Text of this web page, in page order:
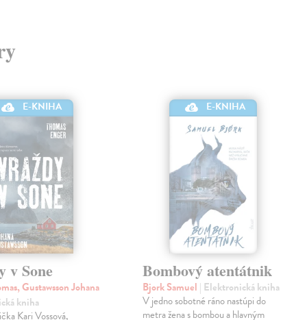
E-KNIHA
v Sone
Gustawsson Johana
kniha
Kari Vossová,
E-KNIHA
Bombový atentátnik
Bjork Samuel | Elektronická kniha
V jedno sobotné ráno nastúpi do
metra žena s bombou a hlavným